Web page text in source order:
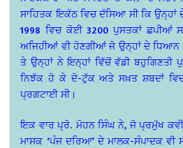
ਸਾਹਿਤਕ ਇਕੱਠ ਵਿਚ ਦੱਸਿਆ ਸੀ ਕਿ ਉਨ੍ਹਾਂ
1998 ਵਿਚ ਕੋਈ 3200 ਪੁਸਤਕਾਂ ਛਪੀਆਂ
ਅਜਿਹੀਆਂ ਵੀ ਹੋਣਗੀਆਂ ਜੋ ਉਨ੍ਹਾਂ ਦੇ
ਤੇ ਉਨ੍ਹਾਂ ਨੇ ਇਨ੍ਹਾਂ ਵਿੱਚੋਂ ਵੱਡੀ ਬਹੁਗਿਣਤੀ
ਨਿਝੱਕ ਹੋ ਕੇ ਦੋ-ਟੁੱਕ ਅਤੇ ਸਖ਼ਤ ਸ਼ਬਦਾਂ ਵਿਚ
ਪ੍ਰਗਟਾਈ ਸੀ।
ਇਕ ਵਾਰ ਪ੍ਰੋ. ਮੋਹਨ ਸਿੰਘ ਨੇ, ਜੋ ਪ੍ਰਮੁੱਖ
ਮਾਸਕ ‘ਪੰਜ ਦਰਿਆ’ ਦੇ ਮਾਲਕ-ਸੰਪਾਦਕ ਵੀ